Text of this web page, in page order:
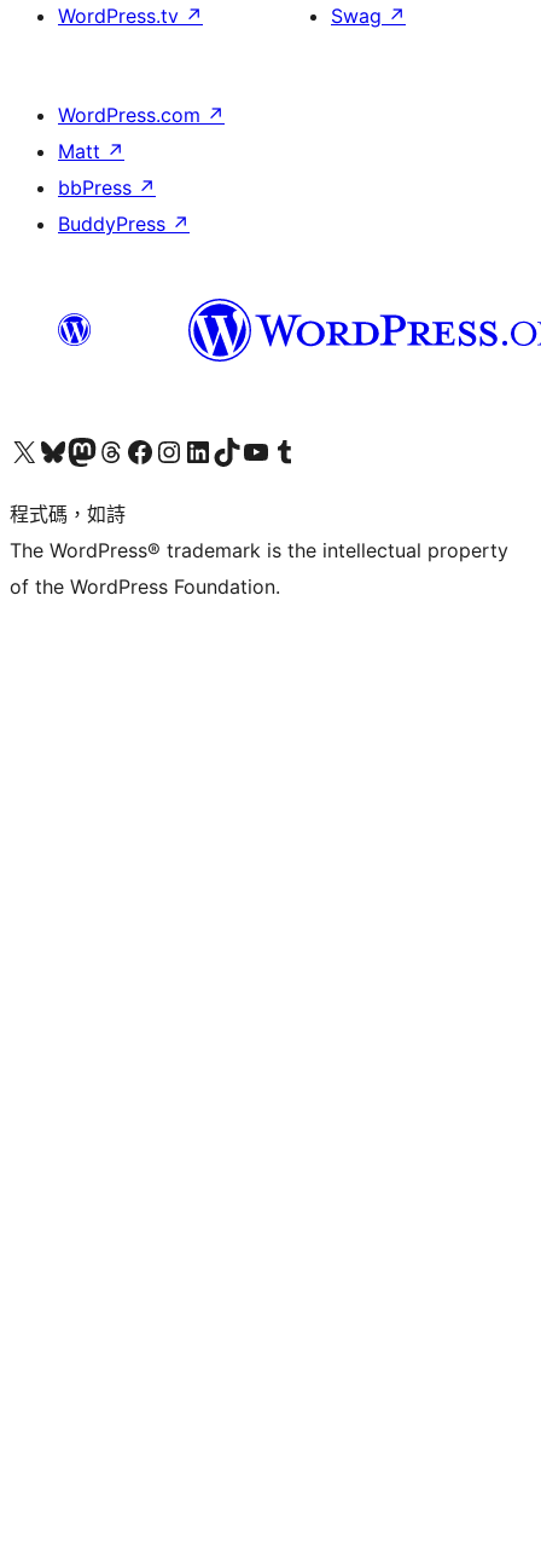
WordPress.tv ↗
Swag ↗
WordPress.com ↗
Matt ↗
bbPress ↗
BuddyPress ↗
查看我們的 X (之前的 Twitter) 帳號造訪我們的 Bluesky 帳號造訪我們的 Mastodon 帳號造訪我們的 Threads 帳號 造訪我們的 Facebook 粉絲專頁Visit our Instagram account
Visit our LinkedIn account
造訪我們的 TikTok 帳號Visit our YouTube channel
造訪我們的 Tumblr 帳號
程式碼，如詩
The WordPress® trademark is the intellectual property
of the WordPress Foundation.